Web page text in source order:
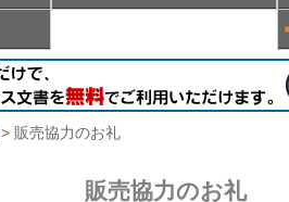
> 販売協力のお礼
販売協力のお礼